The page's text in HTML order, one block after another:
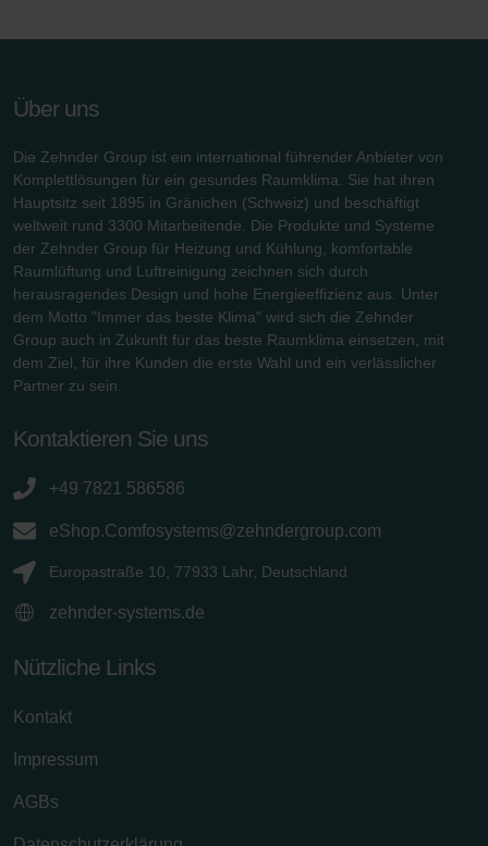
Über uns
Die Zehnder Group ist ein international führender Anbieter von
Komplettlösungen für ein gesundes Raumklima. Sie hat ihren
Hauptsitz seit 1895 in Gränichen (Schweiz) und beschäftigt
weltweit rund 3300 Mitarbeitende. Die Produkte und Systeme
der Zehnder Group für Heizung und Kühlung, komfortable
Raumlüftung und Luftreinigung zeichnen sich durch
herausragendes Design und hohe Energieeffizienz aus. Unter
dem Motto "Immer das beste Klima" wird sich die Zehnder
Group auch in Zukunft für das beste Raumklima einsetzen, mit
dem Ziel, für ihre Kunden die erste Wahl und ein verlässlicher
Partner zu sein.
Kontaktieren Sie uns
+49 7821 586586
eShop.Comfosystems@zehndergroup.com
Europastraße 10, 77933 Lahr, Deutschland
zehnder-systems.de
Nützliche Links
Kontakt
Impressum
AGBs